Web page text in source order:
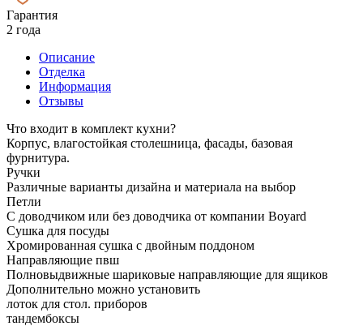
Гарантия
2 года
Описание
Отделка
Информация
Отзывы
Что входит в комплект кухни?
Корпус, влагостойкая столешница, фасады, базовая
фурнитура.
Ручки
Различные варианты дизайна и материала на выбор
Петли
С доводчиком или без доводчика от компании Boyard
Сушка для посуды
Хромированная сушка с двойным поддоном
Направляющие пвш
Полновыдвижные шариковые направляющие для ящиков
Дополнительно можно установить
лоток для стол. приборов
тандембоксы